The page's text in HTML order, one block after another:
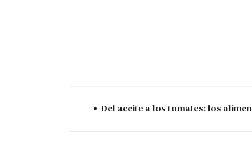
Del aceite a los tomates: los